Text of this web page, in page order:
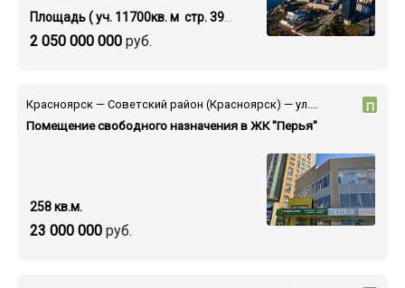
2 050 000 000руб.
Площадь ( уч. 11700кв. м стр. 39000 кв.м.)
Помещение свободного назначения в ЖК "Перья"
П
23 000 000руб.
258 кв.м.